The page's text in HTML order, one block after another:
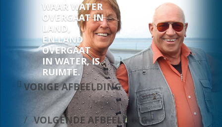
WAAR WATER
OVERGAAT IN
LAND,
EN LAND
OVERGAAT
IN WATER, IS
RUIMTE.
VORIGE AFBEELDING
VOLGENDE AFBEELDING